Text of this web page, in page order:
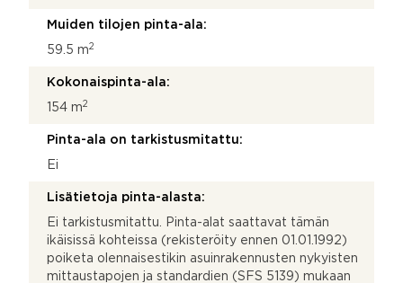
Muiden tilojen pinta-ala:
59.5 m2
Kokonaispinta-ala:
154 m2
Pinta-ala on tarkistusmitattu:
Ei
Lisätietoja pinta-alasta:
Ei tarkistusmitattu. Pinta-alat saattavat tämän
ikäisissä kohteissa (rekisteröity ennen 01.01.1992)
poiketa olennaisestikin asuinrakennusten nykyisten
mittaustapojen ja standardien (SFS 5139) mukaan